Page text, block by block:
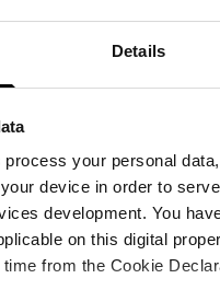
Details
process your personal
device in order to
development. You
on this digital
from the Cookie
für die Bewertungen
Tag 1 unserer
bis 22. Juli 2026.
Campingplatz
IJssel im